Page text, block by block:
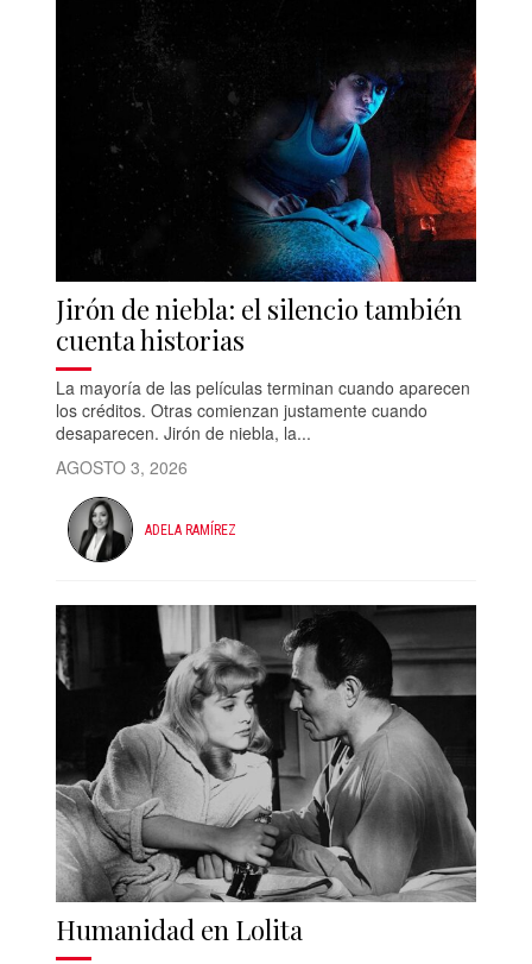
Jirón de niebla: el silencio también
cuenta historias
La mayoría de las películas terminan cuando aparecen
los créditos. Otras comienzan justamente cuando
desaparecen. Jirón de niebla, la...
AGOSTO 3, 2026
ADELA RAMÍREZ
Humanidad en Lolita